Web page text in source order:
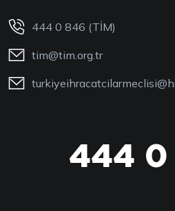
444 0 846 (TİM)
tim@tim.org.tr
444 0
444 0